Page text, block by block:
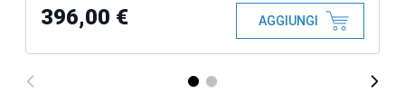
396,00 € AGGIUNGI